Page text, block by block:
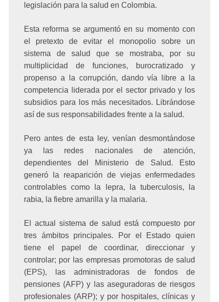
legislación para la salud en Colombia.
Esta reforma se argumentó en su momento con
el pretexto de evitar el monopolio sobre un
sistema de salud que se mostraba, por su
multiplicidad de funciones, burocratizado y
propenso a la corrupción, dando vía libre a la
competencia liderada por el sector privado y los
subsidios para los más necesitados. Librándose
así de sus responsabilidades frente a la salud.
Pero antes de esta ley, venían desmontándose
ya las redes nacionales de atención,
dependientes del Ministerio de Salud. Esto
generó la reaparición de viejas enfermedades
controlables como la lepra, la tuberculosis, la
rabia, la fiebre amarilla y la malaria.
El actual sistema de salud está compuesto por
tres ámbitos principales. Por el Estado quien
tiene el papel de coordinar, direccionar y
controlar; por las empresas promotoras de salud
(EPS), las administradoras de fondos de
pensiones (AFP) y las aseguradoras de riesgos
profesionales (ARP); y por hospitales, clínicas y